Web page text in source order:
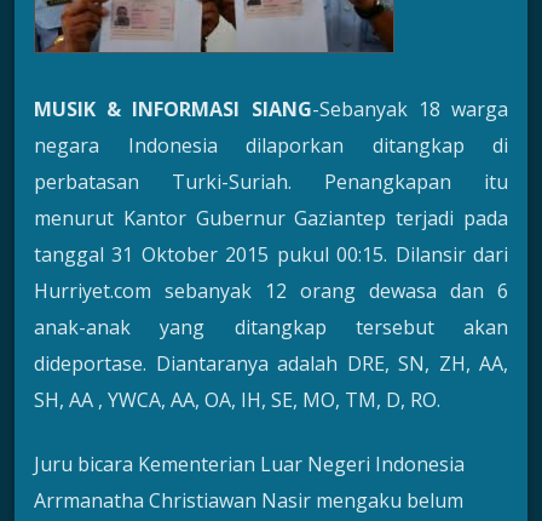
MUSIK & INFORMASI SIANG-Sebanyak 18 warga
negara Indonesia dilaporkan ditangkap di
perbatasan Turki-Suriah. Penangkapan itu
menurut Kantor Gubernur Gaziantep terjadi pada
tanggal 31 Oktober 2015 pukul 00:15. Dilansir dari
Hurriyet.com sebanyak 12 orang dewasa dan 6
anak-anak yang ditangkap tersebut akan
dideportase. Diantaranya adalah DRE, SN, ZH, AA,
SH, AA , YWCA, AA, OA, IH, SE, MO, TM, D, RO.
Juru bicara Kementerian Luar Negeri Indonesia
Arrmanatha Christiawan Nasir mengaku belum